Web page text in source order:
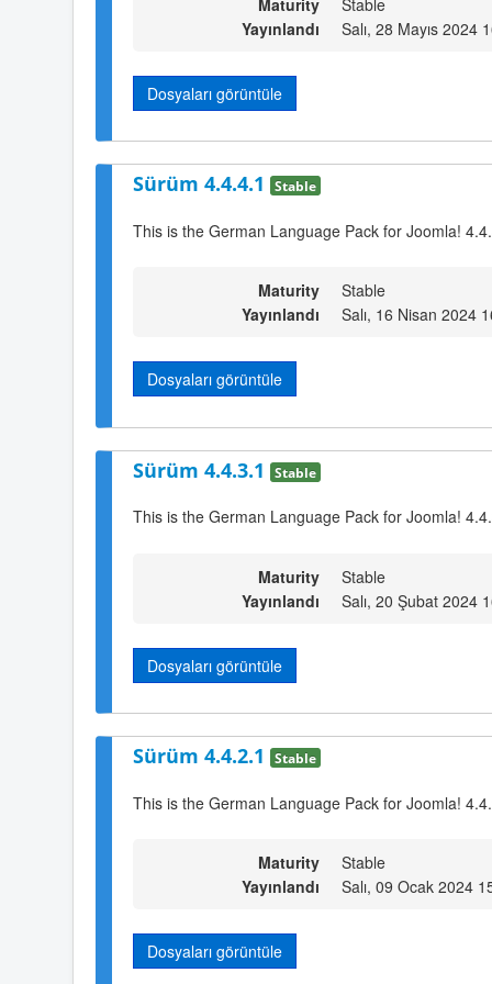
Yayınlandı
Salı, 28 Mayıs 2024
Dosyaları görüntüle
Sürüm 4.4.4.1 Stable
This is the German Language Pack for Joomla!
Maturity
Stable
Yayınlandı
Salı, 16 Nisan 2024
Dosyaları görüntüle
Sürüm 4.4.3.1 Stable
This is the German Language Pack for Joomla!
Maturity
Stable
Yayınlandı
Salı, 20 Şubat 2024
Dosyaları görüntüle
Sürüm 4.4.2.1 Stable
This is the German Language Pack for Joomla!
Maturity
Stable
Yayınlandı
Salı, 09 Ocak 2024
Dosyaları görüntüle